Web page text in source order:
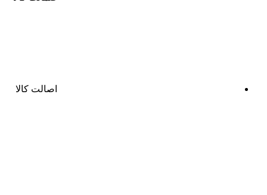
اصالت کالا